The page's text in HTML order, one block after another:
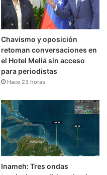
Chavismo y oposición
retoman conversaciones en
el Hotel Meliá sin acceso
para periodistas
Hace 23 horas
Inameh: Tres ondas